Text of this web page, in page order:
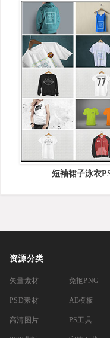
短袖裙子泳衣
资源分类
矢量素材
PSD素材
高清图片
免抠PNG
AE模板
PS工具